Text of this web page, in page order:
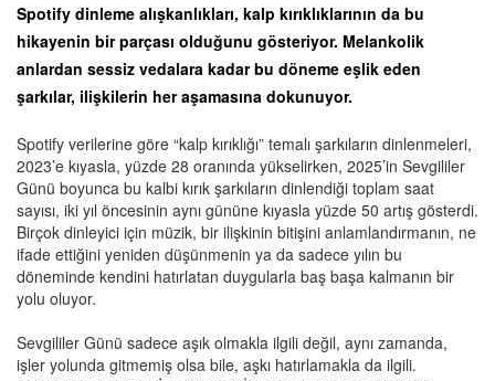
Spotify dinleme alışkanlıkları, kalp kırıklıklarının da bu
hikayenin bir parçası olduğunu gösteriyor. Melankolik
anlardan sessiz vedalara kadar bu döneme eşlik eden
şarkılar, ilişkilerin her aşamasına dokunuyor.
Spotify verilerine göre “kalp kırıklığı” temalı şarkıların dinlenmeleri,
2023’e kıyasla, yüzde 28 oranında yükselirken, 2025’in Sevgililer
Günü boyunca bu kalbi kırık şarkıların dinlendiği toplam saat
sayısı, iki yıl öncesinin aynı gününe kıyasla yüzde 50 artış gösterdi.
Birçok dinleyici için müzik, bir ilişkinin bitişini anlamlandırmanın, ne
ifade ettiğini yeniden düşünmenin ya da sadece yılın bu
döneminde kendini hatırlatan duygularla baş başa kalmanın bir
yolu oluyor.
Sevgililer Günü sadece aşık olmakla ilgili değil, aynı zamanda,
işler yolunda gitmemiş olsa bile, aşkı hatırlamakla da ilgili.